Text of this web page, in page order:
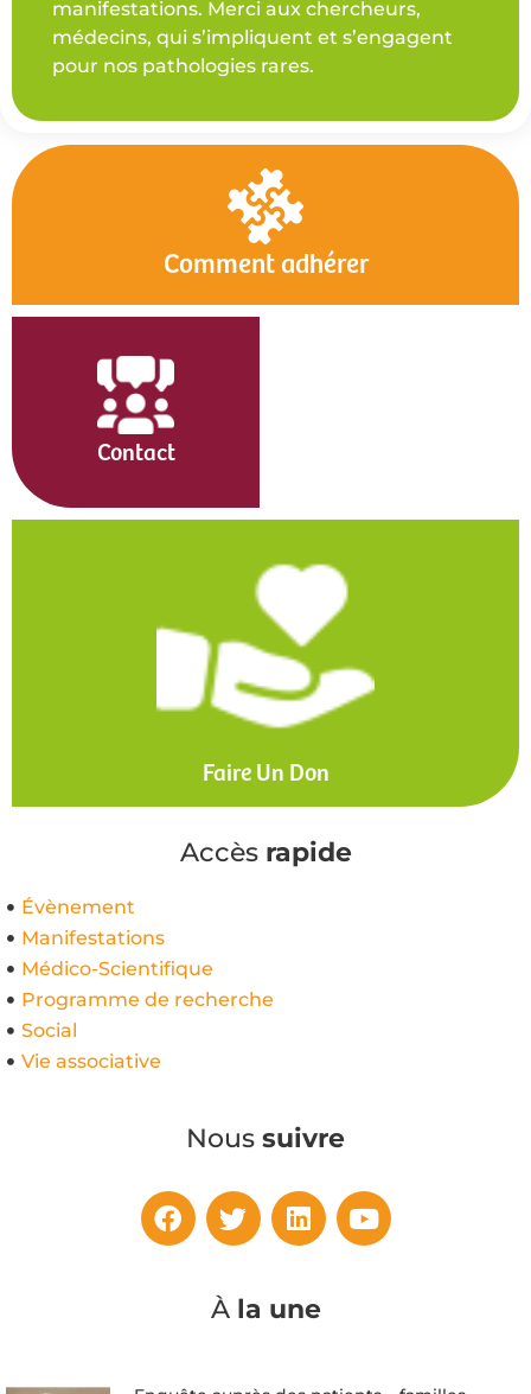
manifestations. Merci aux chercheurs,
médecins, qui s’impliquent et s’engagent
pour nos pathologies rares.
Comment adhérer
Contact
Faire Un Don
Accès rapide
Évènement
Manifestations
Médico-Scientifique
Programme de recherche
Social
Vie associative
Nous suivre
À la une